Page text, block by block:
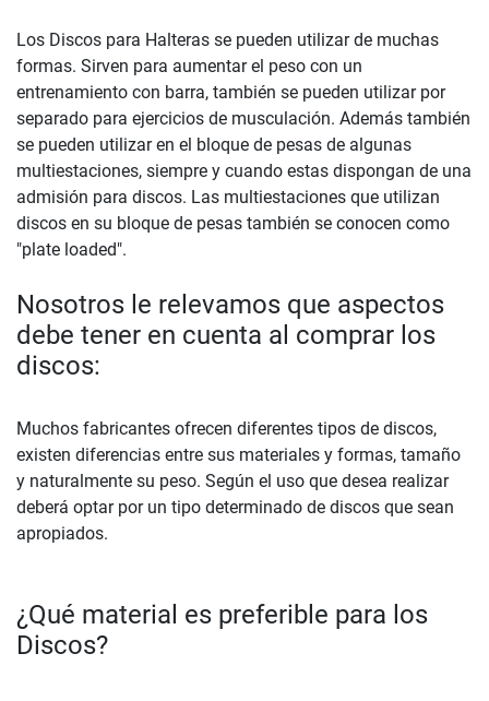
Los Discos para Halteras se pueden utilizar de muchas
formas. Sirven para aumentar el peso con un
entrenamiento con barra, también se pueden utilizar por
separado para ejercicios de musculación. Además también
se pueden utilizar en el bloque de pesas de algunas
multiestaciones, siempre y cuando estas dispongan de una
admisión para discos. Las multiestaciones que utilizan
discos en su bloque de pesas también se conocen como
"plate loaded".
Nosotros le relevamos que aspectos
debe tener en cuenta al comprar los
discos:
Muchos fabricantes ofrecen diferentes tipos de discos,
existen diferencias entre sus materiales y formas, tamaño
y naturalmente su peso. Según el uso que desea realizar
deberá optar por un tipo determinado de discos que sean
apropiados.
¿Qué material es preferible para los
Discos?